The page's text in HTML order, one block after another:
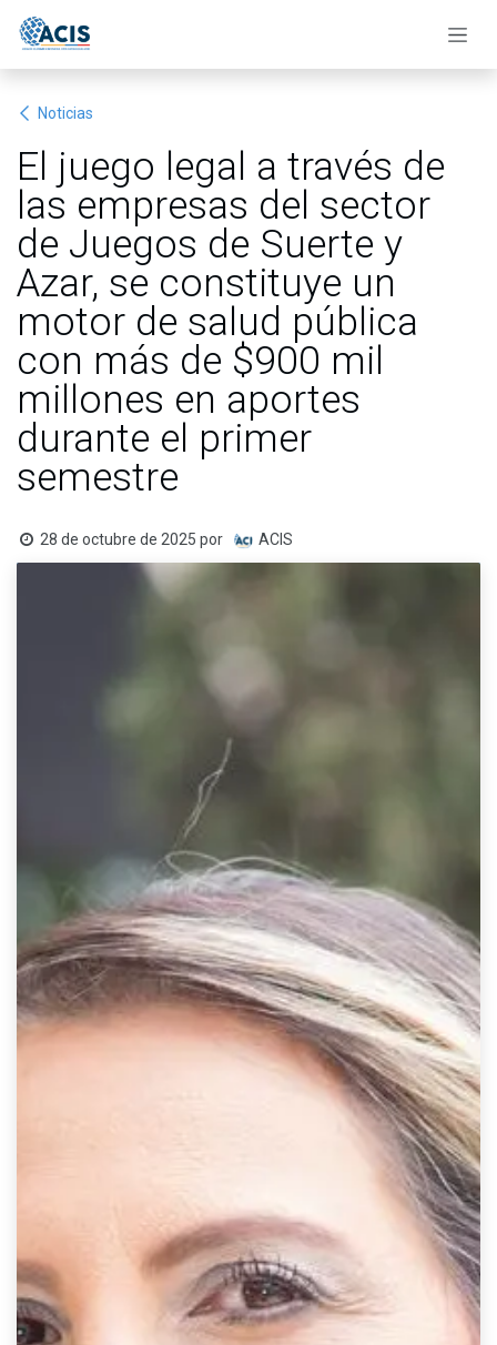
Noticias
El juego legal a través de
las empresas del sector
de Juegos de Suerte y
Azar, se constituye un
motor de salud pública
con más de $900 mil
millones en aportes
durante el primer
semestre
28 de octubre de 2025 por ACIS